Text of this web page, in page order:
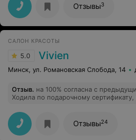
Отзывы3
САЛОН КРАСОТЫ
5.0 Vivien
Минск, ул. Романовская Слобода, 14
Отзыв. на 100% согласна с
Ходила по подарочному
девушка на рецепции предложила, я и
тем более цена была очень
согласилась покрыть только руки.
ногти никогда не красили... Гель-лак
Отзывы24